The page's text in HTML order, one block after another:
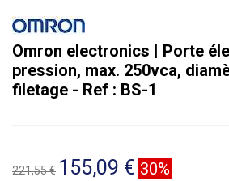
Omron electronics | Porte
pression, max. 250vca,
filetage - Ref : BS-1
221,55 € 155,09 € 30%